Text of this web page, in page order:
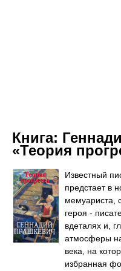
Книга:
«Теория
Известный
предстает в
мемуариста,
героя -
вдеталях и,
атмосферы
века, на
избранная